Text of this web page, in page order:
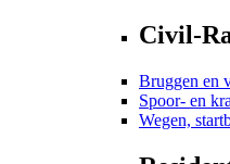
Civil-
Bruggen en
Spoor- en
Wegen,